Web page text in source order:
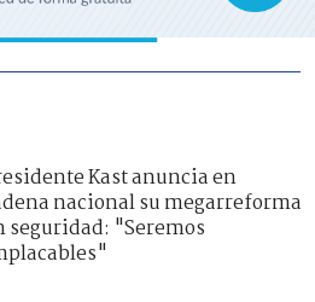
Kast anuncia en
nacional su megarreforma
seguridad: "Seremos